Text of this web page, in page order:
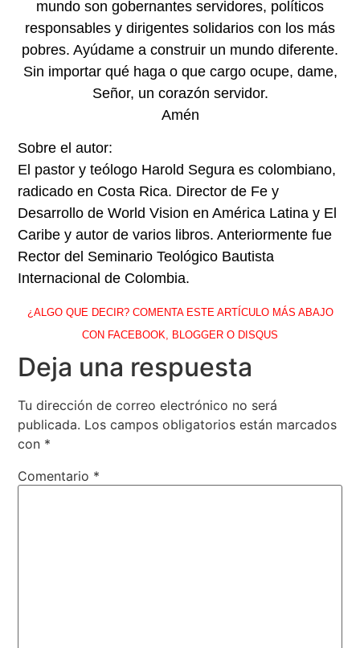
mundo son gobernantes servidores, políticos
responsables y dirigentes solidarios con los más
pobres. Ayúdame a construir un mundo diferente.
Sin importar qué haga o que cargo ocupe, dame,
Señor, un corazón servidor.
Amén
Sobre el autor:
El pastor y teólogo Harold Segura es colombiano,
radicado en Costa Rica. Director de Fe y
Desarrollo de World Vision en América Latina y El
Caribe y autor de varios libros. Anteriormente fue
Rector del Seminario Teológico Bautista
Internacional de Colombia.
¿ALGO QUE DECIR? COMENTA ESTE ARTÍCULO MÁS ABAJO
CON FACEBOOK, BLOGGER O DISQUS
Deja una respuesta
Tu dirección de correo electrónico no será
publicada. Los campos obligatorios están marcados
con *
Comentario *